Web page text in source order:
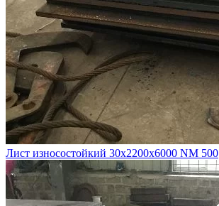
Лист износостойкий 30х2200х6000 NM 500